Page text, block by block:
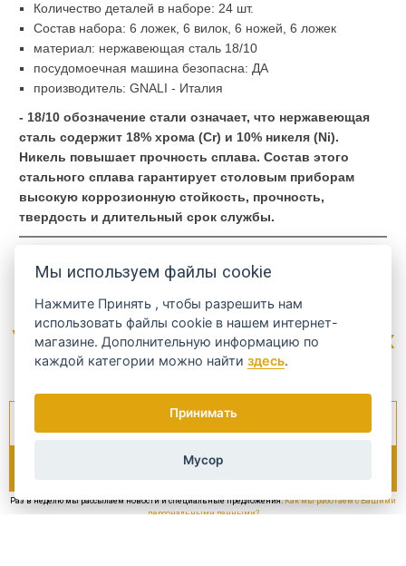
Количество деталей в наборе: 24 шт.
Состав набора: 6 ложек, 6 вилок, 6 ножей, 6 ложек
материал: нержавеющая сталь 18/10
посудомоечная машина безопасна: ДА
производитель: GNALI - Италия
- 18/10 обозначение стали означает, что нержавеющая
сталь содержит 18% хрома (Cr) и 10% никеля (Ni).
Никель повышает прочность сплава. Состав этого
стального сплава гарантирует столовым приборам
высокую коррозионную стойкость, прочность,
твердость и длительный срок службы.
Производитель
Другие производители
Узнайте о наиболее интересных
предложениях...
Раз в неделю мы рассылаем новости и специальные предложения.Как мы работаем с Вашими
персональными данными?
Мы используем файлы cookie
Нажмите Принять , чтобы разрешить нам
использовать файлы cookie в нашем интернет-
магазине. Дополнительную информацию по
каждой категории можно найтиздесь.
Принимать
Мусор